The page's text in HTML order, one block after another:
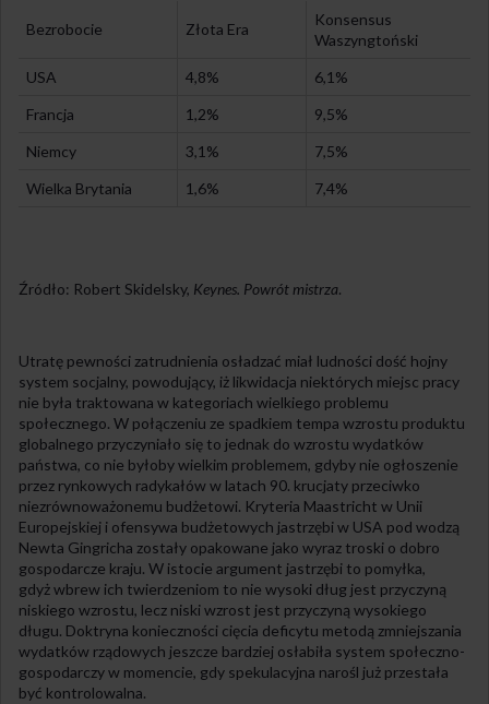
Bezrobocie Złota Era
Konsensus
Waszyngtoński
USA
4,8%
6,1%
Francja
1,2%
9,5%
Niemcy
3,1%
7,5%
Wielka Brytania
1,6% 7,4%
Źródło: Robert Skidelsky, Keynes. Powrót mistrza.
Utratę pewności zatrudnienia osładzać miał ludności dość hojny
system socjalny, powodujący, iż likwidacja niektórych miejsc pracy
nie była traktowana w kategoriach wielkiego problemu
społecznego. W połączeniu ze spadkiem tempa wzrostu produktu
globalnego przyczyniało się to jednak do wzrostu wydatków
państwa, co nie byłoby wielkim problemem, gdyby nie ogłoszenie
przez rynkowych radykałów w latach 90. krucjaty przeciwko
niezrównoważonemu budżetowi. Kryteria Maastricht w Unii
Europejskiej i ofensywa budżetowych jastrzębi w USA pod wodzą
Newta Gingricha zostały opakowane jako wyraz troski o dobro
gospodarcze kraju. W istocie argument jastrzębi to pomyłka,
gdyż wbrew ich twierdzeniom to nie wysoki dług jest przyczyną
niskiego wzrostu, lecz niski wzrost jest przyczyną wysokiego
długu. Doktryna konieczności cięcia deficytu metodą zmniejszania
wydatków rządowych jeszcze bardziej osłabiła system społeczno-
gospodarczy w momencie, gdy spekulacyjna narośl już przestała
być kontrolowalna.